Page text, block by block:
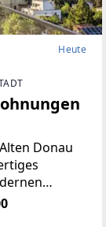
Heute
Donau